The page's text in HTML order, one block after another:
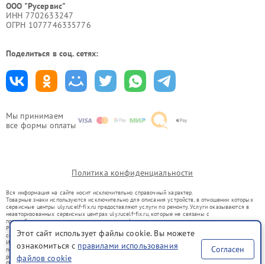
Мы принимаем
все формы оплаты
ООО "Русервис"
ИНН 7702633247
ОГРН 1077746335776
Поделиться в соц. сетях:
Политика конфиденциальности
Вся информация на сайте носит исключительно справочный характер.
Товарные знаки используются исключительно для описания устройств, в отношении которых
сервисные центры uly.rucelf-fix.ru предоставляют услуги по ремонту. Услуги оказываются в
неавторизованных сервисных центрах uly.rucelf-fix.ru, которые не связаны с
правообладателями товарных знаков или их официальными представителями.
Ремонт осуществляется для устройств, уже введенных в гражданский оборот в соответствии
со статьей 1487 ГК РФ.
Использование товарных знаков не преследует цели индивидуализации услуг или введения
потребителей в заблуждение, а служит для информирования о предоставляемых услугах по
ремонту техники указанных брендов.
Этот сайт использует файлы cookie. Вы можете
ознакомиться с правилами использования
файлов cookie
Согласен